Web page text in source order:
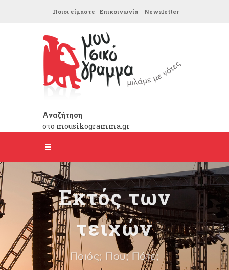
Ποιοι είμαστε Επικοινωνία Newsletter
Αναζήτηση
στο mousikogramma.gr
Εκτός των
τειχών
Ποιός; Που; Πότε;